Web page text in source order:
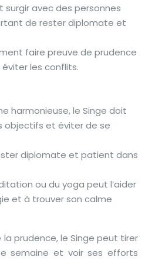
surgir avec des personnes
de rester diplomate et
faire preuve de prudence
les conflits.
harmonieuse, le Singe doit
objectifs et éviter de se
diplomate et patient dans
ou du yoga peut l’aider
et à trouver son calme
prudence, le Singe peut tirer
semaine et voir ses efforts